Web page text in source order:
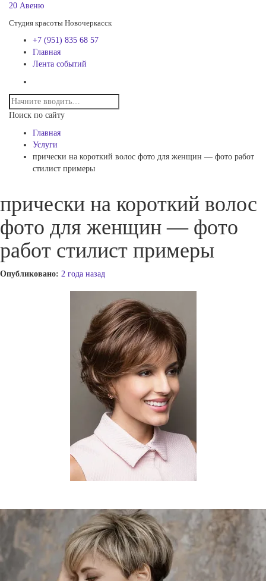
20 Авеню
Студия красоты Новочеркасск
+7 (951) 835 68 57
Главная
Лента событий
Поиск по сайту
Главная
Услуги
прически на короткий волос фото для женщин — фото работ
стилист примеры
прически на короткий волос
фото для женщин — фото
работ стилист примеры
Опубликовано: 2 года назад